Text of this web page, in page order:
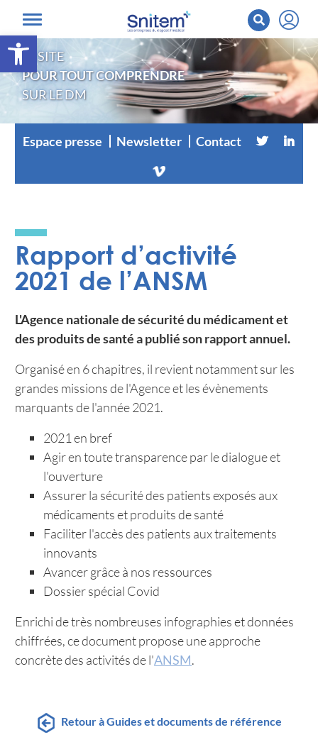
Ouvrir la barre d’outils
LE SITE
POUR TOUT COMPRENDRE
SUR LE DM
Espace presse Newsletter Contact
Rapport d’activité
2021 de l’ANSM
L'Agence nationale de sécurité du médicament et
des produits de santé a publié son rapport annuel.
Organisé en 6 chapitres, il revient notamment sur les
grandes missions de l'Agence et les évènements
marquants de l'année 2021.
2021 en bref
Agir en toute transparence par le dialogue et
l'ouverture
Assurer la sécurité des patients exposés aux
médicaments et produits de santé
Faciliter l'accès des patients aux traitements
innovants
Avancer grâce à nos ressources
Dossier spécial Covid
Enrichi de très nombreuses infographies et données
chiffrées, ce document propose une approche
concrète des activités de l'ANSM.
Retour à Guides et documents de référence